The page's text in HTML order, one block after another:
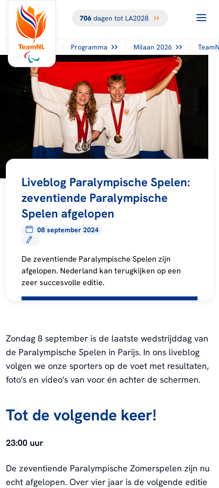
706dagen tot LA2028
Programma Milaan 2026
Liveblog Paralympische Spelen:
zeventiende Paralympische
Spelen afgelopen
08 september 2024
De zeventiende Paralympische Spelen zijn
afgelopen. Nederland kan terugkijken op een
zeer succesvolle editie.
Zondag 8 september is de laatste wedstrijddag van
de Paralympische Spelen in Parijs. In ons liveblog
volgen we onze sporters op de voet met resultaten,
foto's en video's van voor én achter de schermen.
Tot de volgende keer!
23:00 uur
De zeventiende Paralympische Zomerspelen zijn nu
echt afgelopen. Over vier jaar is de volgende editie